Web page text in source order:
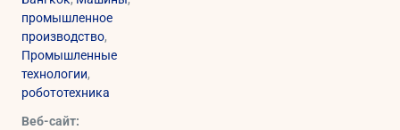
промышленное
производство,
Промышленные
технологии,
робототехника
Веб-сайт: